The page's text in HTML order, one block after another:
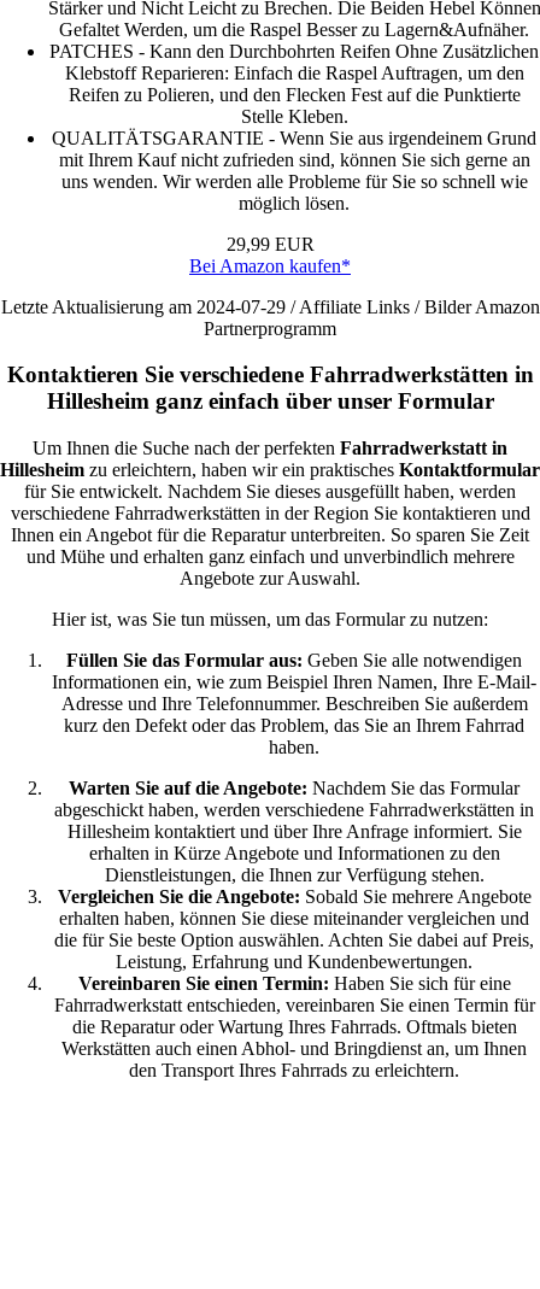
Stärker und Nicht Leicht zu Brechen. Die Beiden Hebel Können
Gefaltet Werden, um die Raspel Besser zu Lagern&Aufnäher.
PATCHES - Kann den Durchbohrten Reifen Ohne Zusätzlichen
Klebstoff Reparieren: Einfach die Raspel Auftragen, um den
Reifen zu Polieren, und den Flecken Fest auf die Punktierte
Stelle Kleben.
QUALITÄTSGARANTIE - Wenn Sie aus irgendeinem Grund
mit Ihrem Kauf nicht zufrieden sind, können Sie sich gerne an
uns wenden. Wir werden alle Probleme für Sie so schnell wie
möglich lösen.
29,99 EUR
Bei Amazon kaufen*
Letzte Aktualisierung am 2024-07-29 / Affiliate Links / Bilder Amazon
Partnerprogramm
Kontaktieren Sie verschiedene Fahrradwerkstätten in
Hillesheim ganz einfach über unser Formular
Um Ihnen die Suche nach der perfekten Fahrradwerkstatt in
Hillesheim zu erleichtern, haben wir ein praktisches Kontaktformular
für Sie entwickelt. Nachdem Sie dieses ausgefüllt haben, werden
verschiedene Fahrradwerkstätten in der Region Sie kontaktieren und
Ihnen ein Angebot für die Reparatur unterbreiten. So sparen Sie Zeit
und Mühe und erhalten ganz einfach und unverbindlich mehrere
Angebote zur Auswahl.
Hier ist, was Sie tun müssen, um das Formular zu nutzen:
Füllen Sie das Formular aus: Geben Sie alle notwendigen
Informationen ein, wie zum Beispiel Ihren Namen, Ihre E-Mail-
Adresse und Ihre Telefonnummer. Beschreiben Sie außerdem
kurz den Defekt oder das Problem, das Sie an Ihrem Fahrrad
haben.
Warten Sie auf die Angebote: Nachdem Sie das Formular
abgeschickt haben, werden verschiedene Fahrradwerkstätten in
Hillesheim kontaktiert und über Ihre Anfrage informiert. Sie
erhalten in Kürze Angebote und Informationen zu den
Dienstleistungen, die Ihnen zur Verfügung stehen.
Vergleichen Sie die Angebote: Sobald Sie mehrere Angebote
erhalten haben, können Sie diese miteinander vergleichen und
die für Sie beste Option auswählen. Achten Sie dabei auf Preis,
Leistung, Erfahrung und Kundenbewertungen.
Vereinbaren Sie einen Termin: Haben Sie sich für eine
Fahrradwerkstatt entschieden, vereinbaren Sie einen Termin für
die Reparatur oder Wartung Ihres Fahrrads. Oftmals bieten
Werkstätten auch einen Abhol- und Bringdienst an, um Ihnen
den Transport Ihres Fahrrads zu erleichtern.